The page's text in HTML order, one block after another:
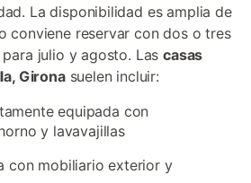
La disponibilidad es amplia de
conviene reservar con dos o tres
para julio y agosto. Lascasas
Gironasuelen incluir:
equipada con
y lavavajillas
con mobiliario exterior y